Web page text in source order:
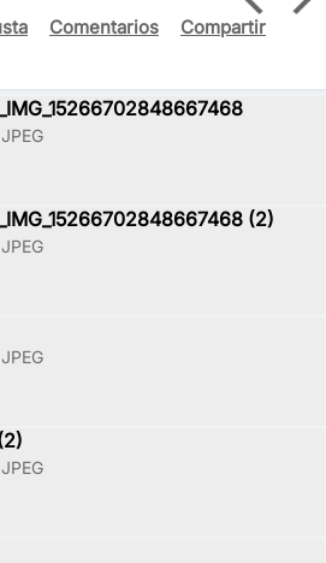
Comentarios
Compartir
(2)